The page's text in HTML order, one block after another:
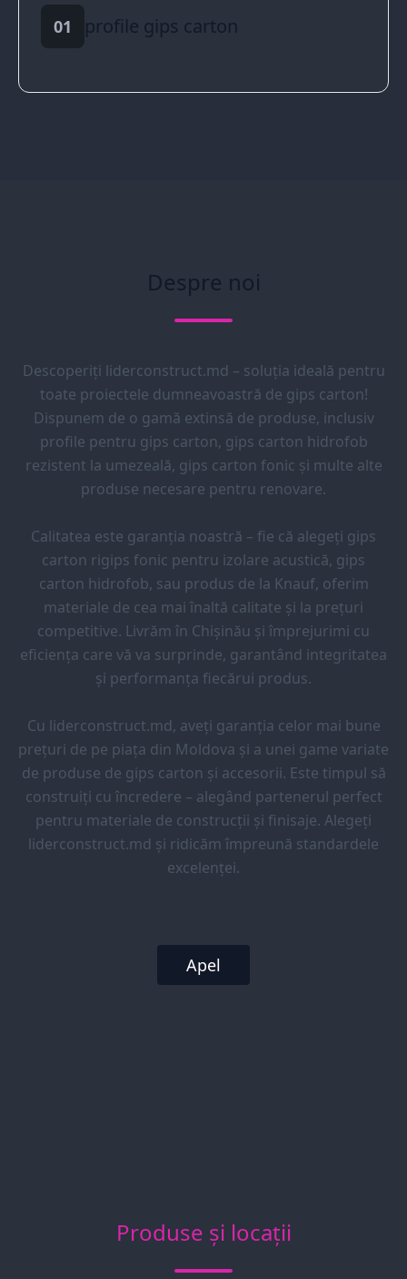
01 profile gips carton
Despre noi
Descoperiți liderconstruct.md – soluția ideală pentru
toate proiectele dumneavoastră de gips carton!
Dispunem de o gamă extinsă de produse, inclusiv
profile pentru gips carton, gips carton hidrofob
rezistent la umezeală, gips carton fonic și multe alte
produse necesare pentru renovare.
Calitatea este garanția noastră – fie că alegeți gips
carton rigips fonic pentru izolare acustică, gips
carton hidrofob, sau produs de la Knauf, oferim
materiale de cea mai înaltă calitate și la prețuri
competitive. Livrăm în Chișinău și împrejurimi cu
eficiența care vă va surprinde, garantând integritatea
și performanța fiecărui produs.
Cu liderconstruct.md, aveți garanția celor mai bune
prețuri de pe piața din Moldova și a unei game variate
de produse de gips carton și accesorii. Este timpul să
construiți cu încredere – alegând partenerul perfect
pentru materiale de construcții și finisaje. Alegeți
liderconstruct.md și ridicăm împreună standardele
excelenței.
Apel
Produse și locații